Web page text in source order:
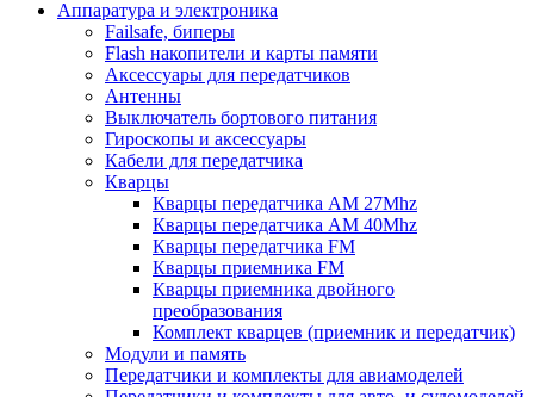
Аппаратура и электроника
Failsafe, биперы
Flash накопители и карты памяти
Аксессуары для передатчиков
Антенны
Выключатель бортового питания
Гироскопы и аксессуары
Кабели для передатчика
Кварцы
Кварцы передатчика AM 27Mhz
Кварцы передатчика AM 40Mhz
Кварцы передатчика FM
Кварцы приемника FM
Кварцы приемника двойного
преобразования
Комплект кварцев (приемник и передатчик)
Модули и память
Передатчики и комплекты для авиамоделей